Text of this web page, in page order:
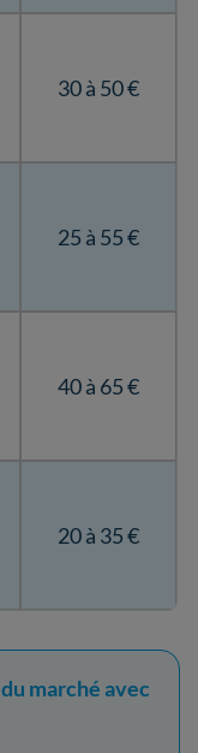
30 à 50 €
25 à 55 €
40 à 65 €
20 à 35 €
marché avec